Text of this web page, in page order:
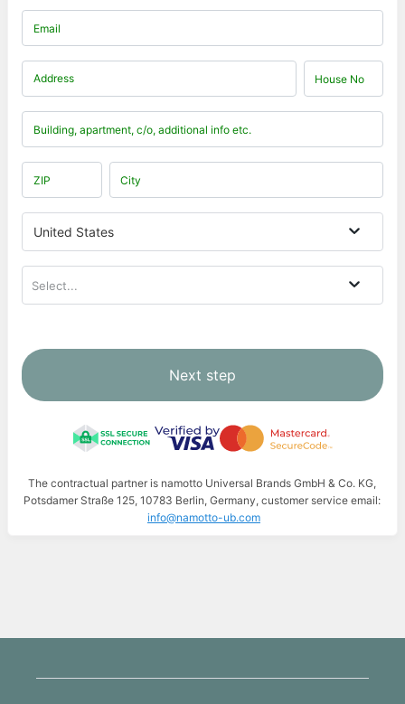
United States
Select...
Next step
The contractual partner is namotto Universal Brands GmbH & Co. KG,
Potsdamer Straße 125, 10783 Berlin, Germany, customer service email:
info@namotto-ub.com